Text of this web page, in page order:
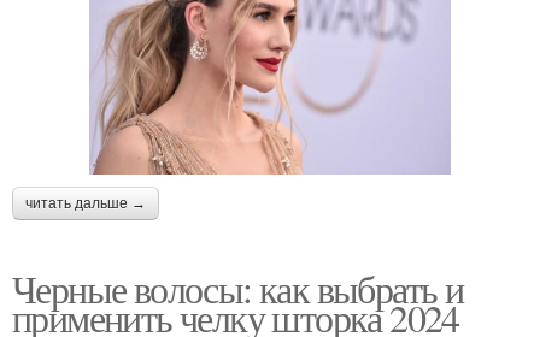
читать дальше →
Черные волосы: как выбрать и
применить челку шторка 2024